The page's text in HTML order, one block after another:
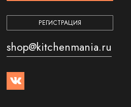
РЕГИСТРАЦИЯ
shop@kitchenmania.ru